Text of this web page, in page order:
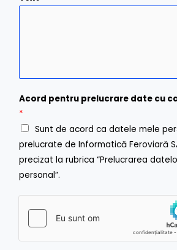
a
n
a
Acord pentru prelucrare date cu
*
Sunt de acord ca datele mele
prelucrate de Informatică Feroviară
precizat la rubrica “Prelucrarea
personal”.